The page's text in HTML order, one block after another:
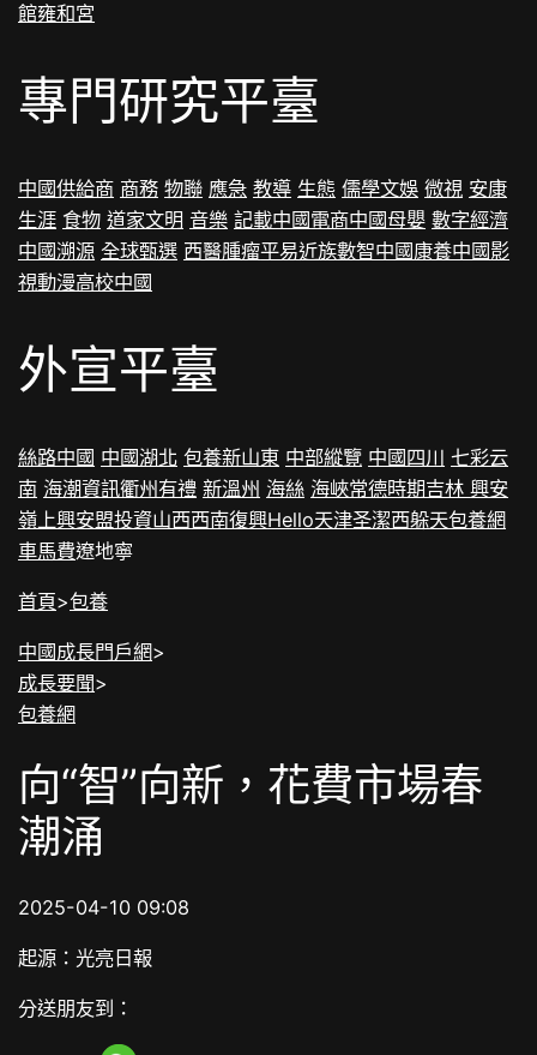
館雍和宮
專門研究平臺
中國供給商 商務 物聯 應急 教導 生態 儒學文娛 微視 安康
生涯 食物 道家文明 音樂 記載中國電商中國母嬰 數字經濟
中國溯源 全球甄選 西醫腫瘤平易近族數智中國康養中國影
視動漫高校中國
外宣平臺
絲路中國 中國湖北 包養新山東 中部縱覽 中國四川 七彩云
南 海潮資訊衢州有禮 新溫州 海絲 海峽常德時期吉林興安
嶺上興安盟投資山西西南復興Hello天津圣潔西躲天包養網
車馬費遼地寧
首頁>包養
中國成長門戶網>
成長要聞>
包養網
向“智”向新，花費市場春
潮涌
2025-04-10 09:08
起源：光亮日報
分送朋友到：